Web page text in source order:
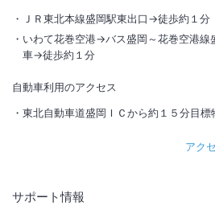
ＪＲ東北本線盛岡駅東出口→徒歩約１分
いわて花巻空港→バス盛岡～花巻空港線
車→徒歩約１分
自動車利用のアクセス
東北自動車道盛岡ＩＣから約１５分目標
アク
サポート情報